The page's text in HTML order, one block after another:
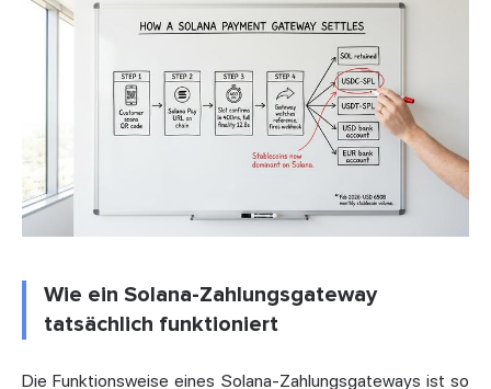
Wie ein Solana-Zahlungsgateway
tatsächlich funktioniert
Die Funktionsweise eines Solana-Zahlungsgateways ist so